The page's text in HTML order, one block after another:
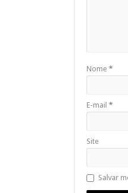
Nome *
E-mail *
Site
Salvar